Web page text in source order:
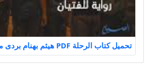
تحميل كتاب الرحلة PDF هيثم بهنام بردى مجانا